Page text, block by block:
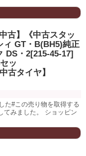
古】《中古スタッ
ィ GT・B(BH5)純正
DS・2[215-45-17]
ッ
古タイヤ】
た#この売り物を取得する
てみました。 ショッピン